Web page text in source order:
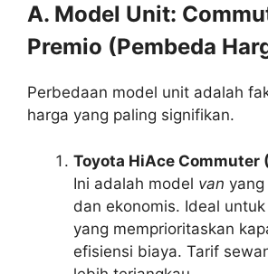
A. Model Unit:
Premio (Pembeda
Perbedaan model unit adalah
harga yang paling signifikan.
Toyota HiAce Commuter
Ini adalah model van yang
dan ekonomis. Ideal
yang memprioritaskan
efisiensi biaya. Tarif